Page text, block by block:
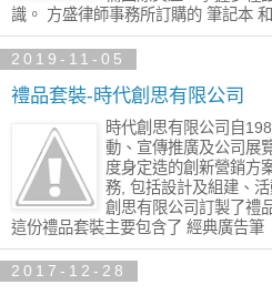
識。 方盛律師事務所訂購的 筆記本
2019-11-05
禮品套裝-時代創思有限公司
時代創思有限公司自
動、宣傳推廣及公司展
度身定造的創新營銷方
務, 包括設計及組建、
創思有限公司訂製了禮
這份禮品套裝主要包含了 經典廣告筆
2017-12-28